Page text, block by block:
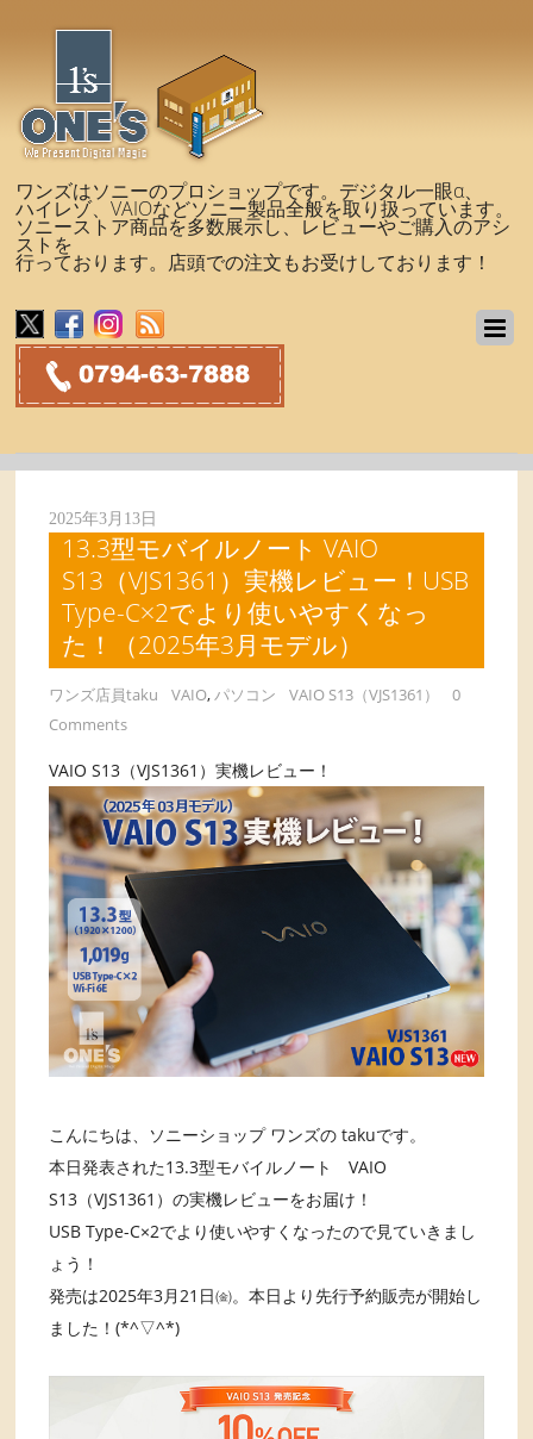
ワンズはソニーのプロショップです。デジタル一眼α、
ハイレゾ、VAIOなどソニー製品全般を取り扱っています。
ソニーストア商品を多数展示し、レビューやご購入のアシ
ストを
行っております。店頭での注文もお受けしております！
2025年3月13日
13.3型モバイルノート VAIO
S13（VJS1361）実機レビュー！USB
Type-C×2でより使いやすくなっ
た！（2025年3月モデル）
ワンズ店員taku VAIO,パソコン VAIO S13（VJS1361）
0
Comments
VAIO S13（VJS1361）実機レビュー！
こんにちは、ソニーショップ ワンズの takuです。
本日発表された13.3型モバイルノート VAIO
S13（VJS1361）の実機レビューをお届け！
USB Type-C×2でより使いやすくなったので見ていきまし
ょう！
発売は2025年3月21日㈮。本日より先行予約販売が開始し
ました！(*^▽^*)